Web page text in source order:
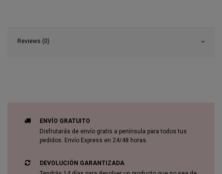
Reviews (0)
ENVÍO GRATUITO
Disfrutarás de envío gratis a península para todos tus
pedidos. Envío Express en 24/48 horas.
DEVOLUCIÓN GARANTIZADA